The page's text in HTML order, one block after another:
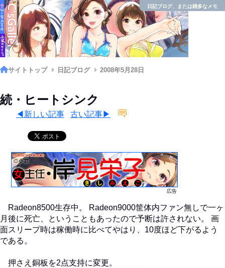
日記ブログ、または雑多なメモ
サイトトップ 日記ブログ 2008年5月28日
続・ヒートシンク
◀新しい記事 古い記事▶
広告
Radeon8500生存中。 Radeon9000筐体内ファン無しで一ヶ
月後に死亡、ということもあったので予断は許されない。 画
面スリープ時は稼働時に比べてやはり、10度ほど下がるよう
である。
押さえ銅板を2点支持に変更。